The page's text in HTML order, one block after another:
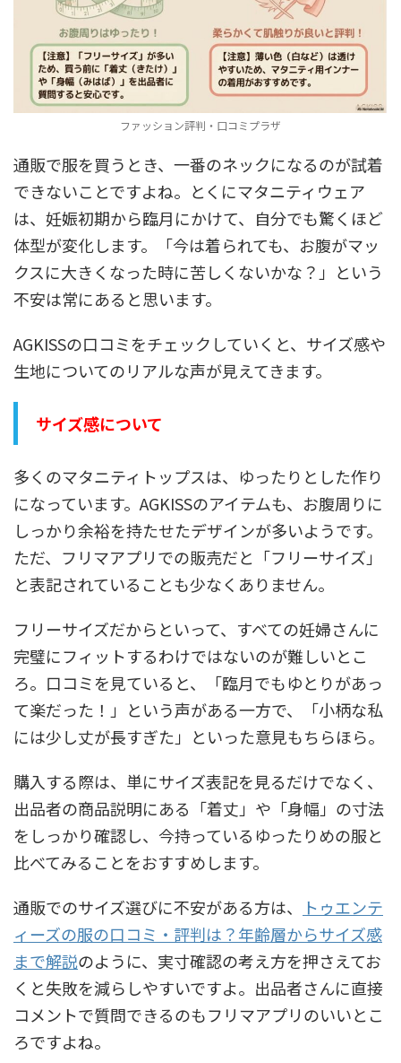
ファッション評判・口コミプラザ
通販で服を買うとき、一番のネックになるのが試着
できないことですよね。とくにマタニティウェア
は、妊娠初期から臨月にかけて、自分でも驚くほど
体型が変化します。「今は着られても、お腹がマッ
クスに大きくなった時に苦しくないかな？」という
不安は常にあると思います。
AGKISSの口コミをチェックしていくと、サイズ感や
生地についてのリアルな声が見えてきます。
サイズ感について
多くのマタニティトップスは、ゆったりとした作り
になっています。AGKISSのアイテムも、お腹周りに
しっかり余裕を持たせたデザインが多いようです。
ただ、フリマアプリでの販売だと「フリーサイズ」
と表記されていることも少なくありません。
フリーサイズだからといって、すべての妊婦さんに
完璧にフィットするわけではないのが難しいとこ
ろ。口コミを見ていると、「臨月でもゆとりがあっ
て楽だった！」という声がある一方で、「小柄な私
には少し丈が長すぎた」といった意見もちらほら。
購入する際は、単にサイズ表記を見るだけでなく、
出品者の商品説明にある「着丈」や「身幅」の寸法
をしっかり確認し、今持っているゆったりめの服と
比べてみることをおすすめします。
通販でのサイズ選びに不安がある方は、
トゥエンテ
ィーズの服の口コミ・評判は？年齢層からサイズ感
まで解説のように、実寸確認の考え方を押さえてお
くと失敗を減らしやすいですよ。出品者さんに直接
コメントで質問できるのもフリマアプリのいいとこ
ろですよね。